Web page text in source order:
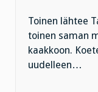
Toinen lähtee
toinen saman
kaakkoon.
uudelleen…